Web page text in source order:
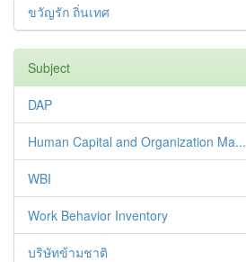
ขวัญรัก ถิ่นเทศ
Subject
DAP
Human Capital and Organization Ma...
WBI
Work Behavior Inventory
บริษัทข้ามชาติ